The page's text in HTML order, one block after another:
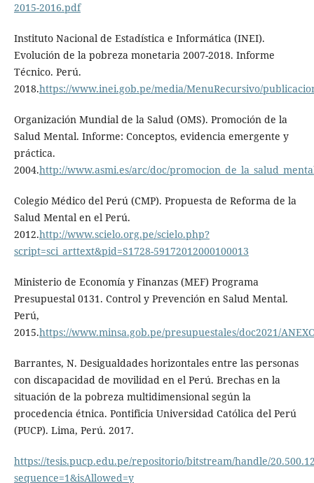
2015-2016.pdf
Instituto Nacional de Estadística e Informática (INEI).
Evolución de la pobreza monetaria 2007-2018. Informe
Técnico. Perú.
2018.https://www.inei.gob.pe/media/MenuRecursivo/
Organización Mundial de la Salud (OMS). Promoción de la
Salud Mental. Informe: Conceptos, evidencia emergente y
práctica.
2004.http://www.asmi.es/arc/doc/
Colegio Médico del Perú (CMP). Propuesta de Reforma de la
Salud Mental en el Perú.
2012.http://www.scielo.org.pe/scielo.php?
script=sci_arttext&pid=S1728-59172012000100013
Ministerio de Economía y Finanzas (MEF) Programa
Presupuestal 0131. Control y Prevención en Salud Mental.
Perú,
2015.https://www.minsa.gob.pe/presupuestales/doc2021/
Barrantes, N. Desigualdades horizontales entre las personas
con discapacidad de movilidad en el Perú. Brechas en la
situación de la pobreza multidimensional según la
procedencia étnica. Pontificia Universidad Católica del Perú
(PUCP). Lima, Perú. 2017.
https://tesis.pucp.edu.pe/repositorio/bitstream/handle/
sequence=1&isAllowed=y